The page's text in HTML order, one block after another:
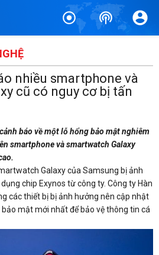
nhiều smartphone và
cũ có nguy cơ bị tấn
báo về một lỗ hổng bảo mật nghiêm
smartphone và smartwatch Galaxy
Galaxy của Samsung bị ảnh
chip Exynos từ công ty. Công ty Hàn
các thiết bị bị ảnh hưởng nên cập nhật
mật mới nhất để bảo vệ thông tin cá